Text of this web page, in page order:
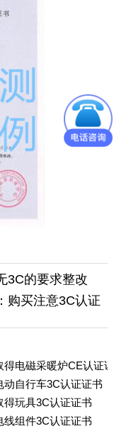
3C的要求整改
购买注意3C认证
电磁采暖炉CE认证证
自行车3C认证证书
玩具3C认证证书
组件3C认证证书